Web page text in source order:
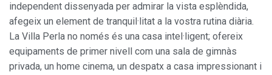
independent dissenyada per admirar la vista esplèndida,
afegeix un element de tranquil·litat a la vostra rutina diària.
La Villa Perla no només és una casa intel·ligent; ofereix
equipaments de primer nivell com una sala de gimnàs
privada, un home cinema, un despatx a casa impressionant i